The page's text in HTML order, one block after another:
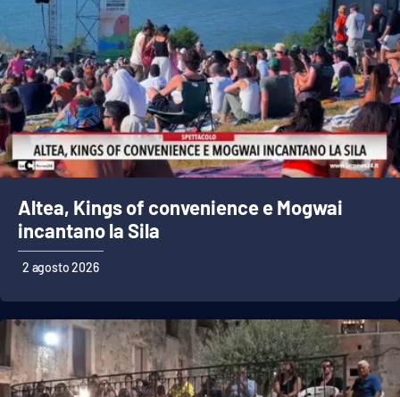
Altea, Kings of convenience e Mogwai
incantano la Sila
2 agosto 2026